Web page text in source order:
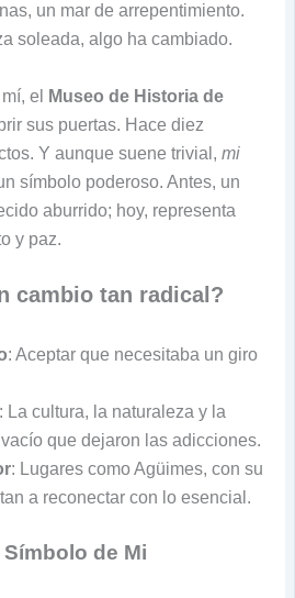
un mar de arrepentimiento.
soleada, algo ha cambiado.
el
Museo de Historia de
sus puertas. Hace diez
Y aunque suene trivial, mi
símbolo poderoso. Antes, un
aburrido; hoy, representa
y paz.
cambio tan radical?
: Aceptar que necesitaba un giro
La cultura, la naturaleza y la
que dejaron las adicciones.
: Lugares como Agüimes, con su
a reconectar con lo esencial.
de Mi